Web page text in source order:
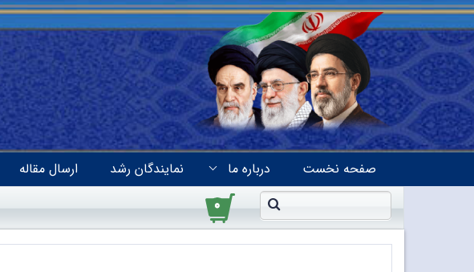
صفحه نخست درباره ما نمایندگان رشد ارسال مقاله
۰